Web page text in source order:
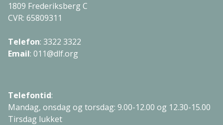
1809 Frederiksberg C
CVR: 65809311
Telefon: 3322 3322
Email: 011@dlf.org
Telefontid:
Mandag, onsdag og torsdag: 9.00-12.00 og 12.30-15.00
Tirsdag lukket